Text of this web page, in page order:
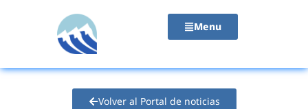
Menu
Volver al Portal de noticias